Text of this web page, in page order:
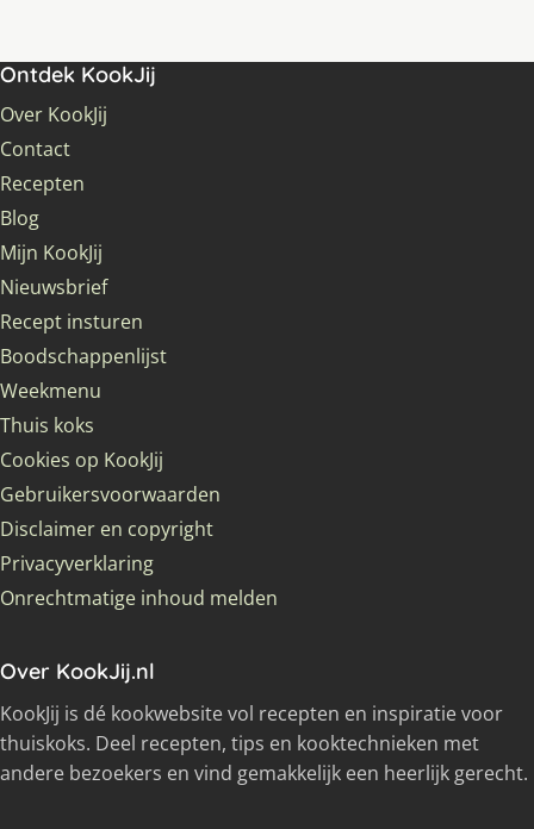
Ontdek KookJij
Over KookJij
Contact
Recepten
Blog
Mijn KookJij
Nieuwsbrief
Recept insturen
Boodschappenlijst
Weekmenu
Thuis koks
Cookies op KookJij
Gebruikersvoorwaarden
Disclaimer en copyright
Privacyverklaring
Onrechtmatige inhoud melden
Over KookJij.nl
KookJij is dé kookwebsite vol recepten en inspiratie voor
thuiskoks. Deel recepten, tips en kooktechnieken met
andere bezoekers en vind gemakkelijk een heerlijk gerecht.